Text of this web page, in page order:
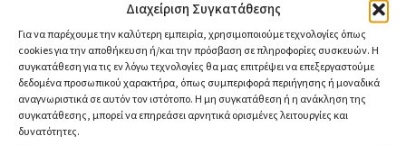
Διαχείριση Συγκατάθεσης
Για να παρέχουμε την καλύτερη εμπειρία, χρησιμοποιούμε τεχνολογίες όπως
cookies για την αποθήκευση ή/και την πρόσβαση σε πληροφορίες συσκευών. Η
συγκατάθεση για τις εν λόγω τεχνολογίες θα μας επιτρέψει να επεξεργαστούμε
δεδομένα προσωπικού χαρακτήρα, όπως συμπεριφορά περιήγησης ή μοναδικά
αναγνωριστικά σε αυτόν τον ιστότοπο. Η μη συγκατάθεση ή η ανάκληση της
συγκατάθεσης, μπορεί να επηρεάσει αρνητικά ορισμένες λειτουργίες και
δυνατότητες.
Ads
Η διαφήμιση δεν είναι έξοδο, είναι επένδυση.